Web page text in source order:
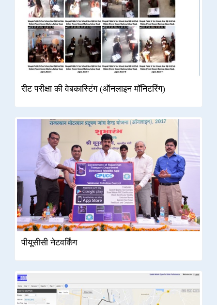
रीट परीक्षा की वेबकास्टिंग (ऑनलाइन मॉनिटरिंग)
पीयूसीसी नेटवर्किंग